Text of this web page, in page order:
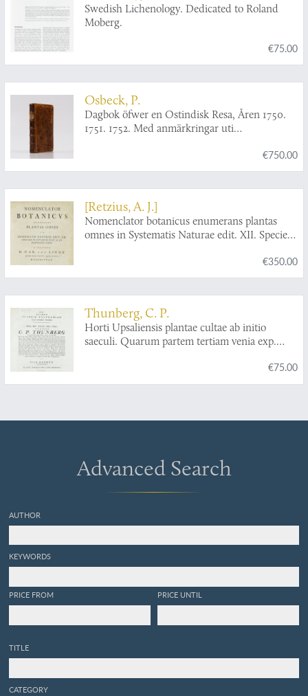
Hedberg (eds.)
Swedish Lichenology. Dedicated to Roland
Moberg.
€75.00
Osbeck, P.
Dagbok öfwer en Ostindisk Resa, Åren 1750.
1751. 1752. Med anmärkringar uti
€750.00
[Retzius, A. J.]
Nomenclator botanicus enumerans plantas
omnes in Systematis Naturae edit. XII. Specier.
Car. von Linné arch. reg. equit. aurat. etc.
descriptas.
€350.00
Thunberg, C. P.
Horti Upsaliensis plantae cultae ab initio
saeculi. Quarum partem tertiam venia exp.
[AND] d.d. Examen classis polygamiae cujus
partem priorem. Venia exp. Facult. Med. Upsal.
€75.00
Advanced Search
AUTHOR
KEYWORDS
PRICE FROM PRICE UNTIL
TITLE
CATEGORY